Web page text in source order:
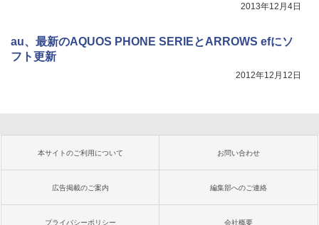
2013年12月4日
au、最新のAQUOS PHONE SERIEとARROWS efにソ
フト更新
2012年12月12日
本サイトのご利用について お問い合わせ
広告掲載のご案内 編集部へのご連絡
プライバシーポリシー 会社概要